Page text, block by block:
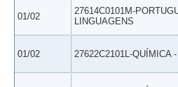
01/02
27614C0101M-
LINGUAGENS
01/02 27622C2101L-QUÍMICA